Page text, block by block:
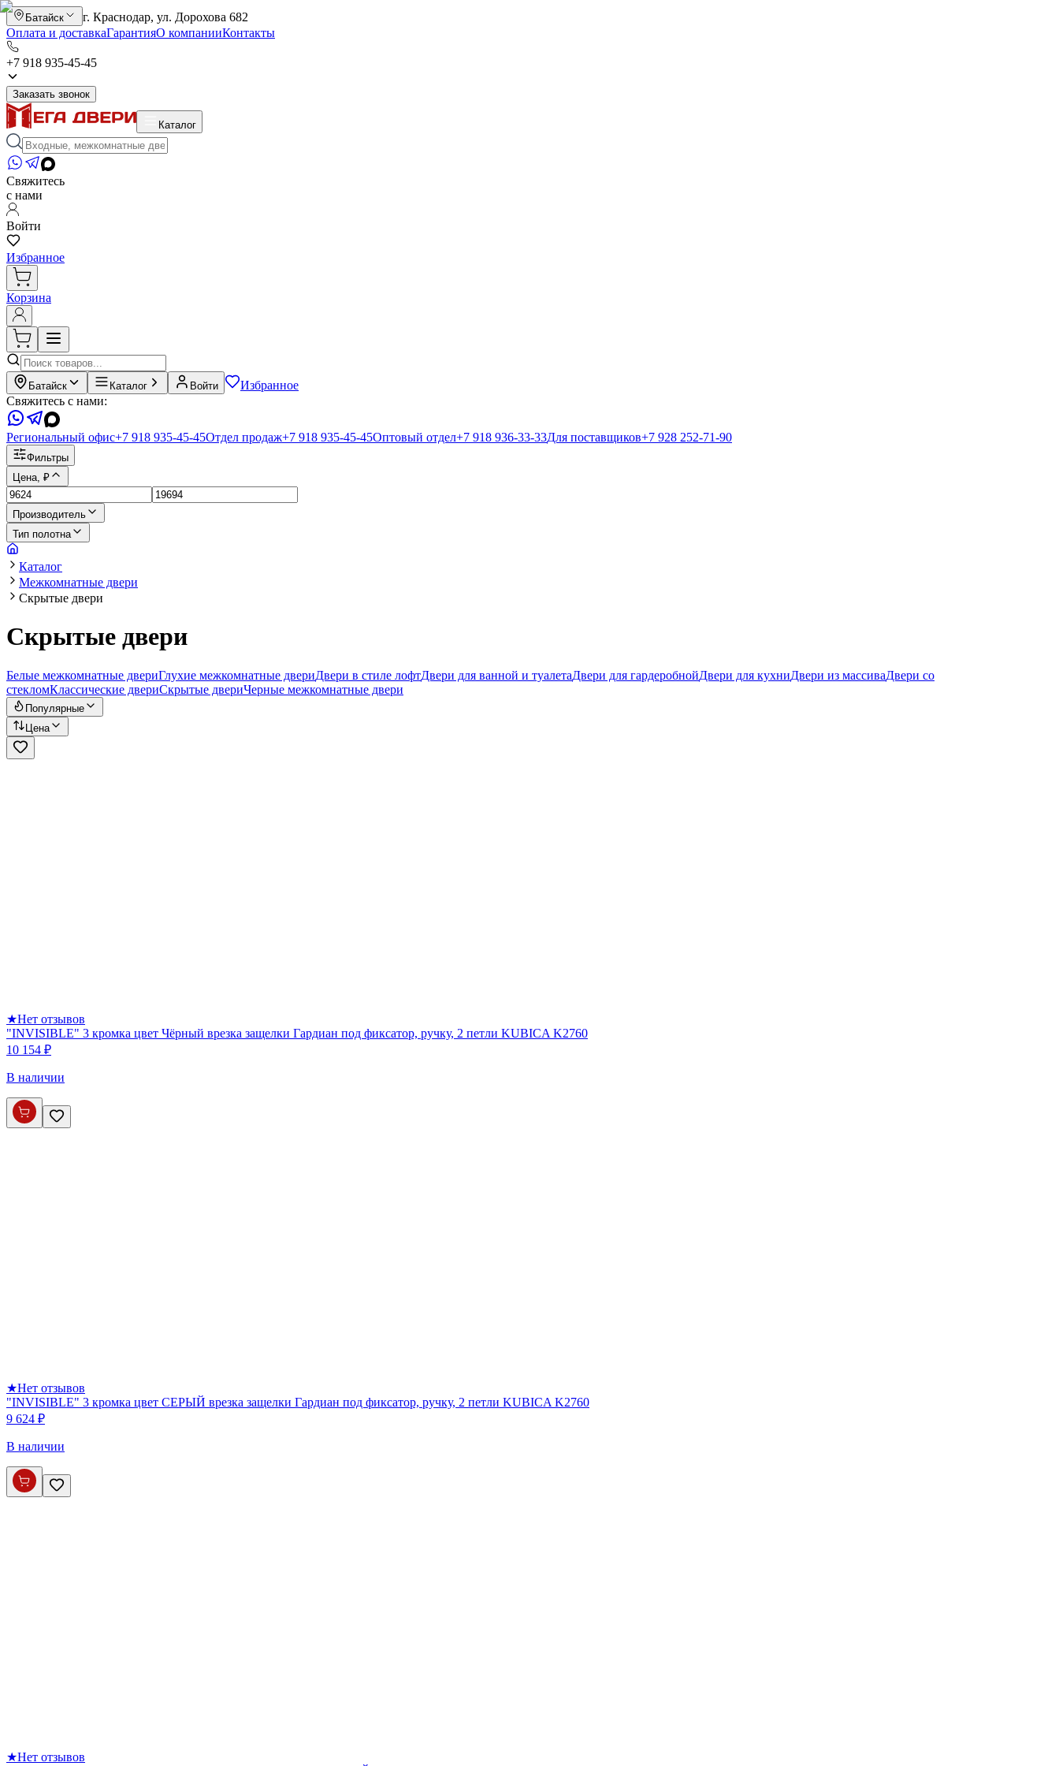
Батайск
г. Краснодар, ул. Дорохова 682
Оплата и доставкаГарантияО компанииКонтакты
+7 918 935-45-45
Заказать звонок
Каталог
Свяжитесь
с нами
Войти
Избранное
Корзина
Батайск Каталог Войти
Избранное
Свяжитесь с нами:
Региональный офис+7 918 935-45-45Отдел продаж+7 918 935-45-45Оптовый отдел+7 918 936-33-33Для поставщиков+7 928 252-71-90
Фильтры
Цена, ₽
Производитель
Тип полотна
Каталог
Межкомнатные двери
Скрытые двери
Скрытые двери
Белые межкомнатные двериГлухие межкомнатные двериДвери в стиле лофтДвери для ванной и туалетаДвери для гардеробнойДвери для кухниДвери из массиваДвери со
стекломКлассические двериСкрытые двериЧерные межкомнатные двери
Популярные
Цена
★Нет отзывов
"INVISIBLE" 3 кромка цвет Чёрный врезка защелки Гардиан под фиксатор, ручку, 2 петли KUBICA K2760
10 154 ₽
В наличии
★Нет отзывов
"INVISIBLE" 3 кромка цвет СЕРЫЙ врезка защелки Гардиан под фиксатор, ручку, 2 петли KUBICA K2760
9 624 ₽
В наличии
★Нет отзывов